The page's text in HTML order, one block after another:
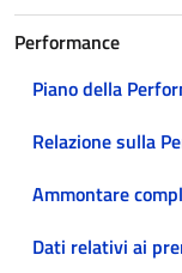
Performance
Piano della
Relazione sulla
Ammontare
Dati relativi ai